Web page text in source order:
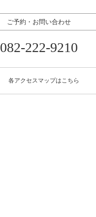
ご予約・お問い合わせ
082-222-9210
各アクセスマップはこちら